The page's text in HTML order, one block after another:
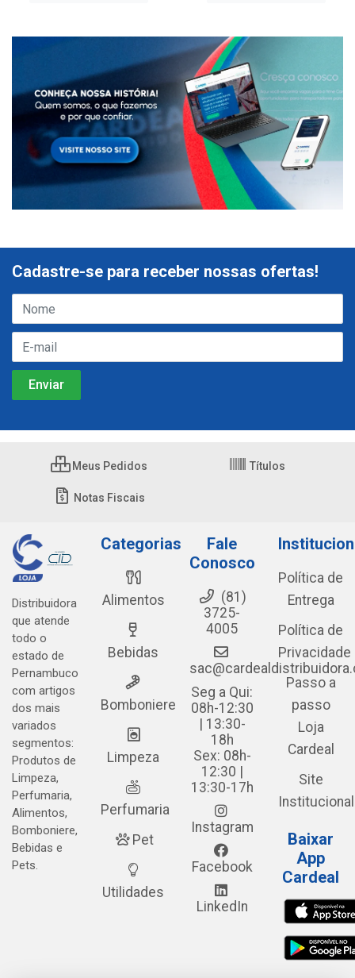
Cadastre-se para receber nossas ofertas!
Meus Pedidos Títulos
Notas Fiscais
Distribuidora
que atende
todo o
estado de
Pernambuco
com artigos
dos mais
variados
segmentos:
Produtos de
Limpeza,
Perfumaria,
Alimentos,
Bomboniere,
Bebidas e
Pets.
Categorias
Alimentos
Bebidas
Bomboniere
Limpeza
Perfumaria
Pet
Utilidades
Fale
Conosco
(81)
3725-
4005
Seg a Qui:
08h-12:30
| 13:30-
18h
Sex: 08h-
12:30 |
13:30-17h
Instagram
Facebook
LinkedIn
Política de
Entrega
Política de
Privacidade
Passo a
passo
Loja
Cardeal
Site
Institucional
Baixar
App
Cardeal